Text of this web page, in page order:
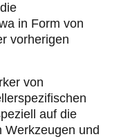
in Form von
vorherigen
von
auf die
Werkzeugen und